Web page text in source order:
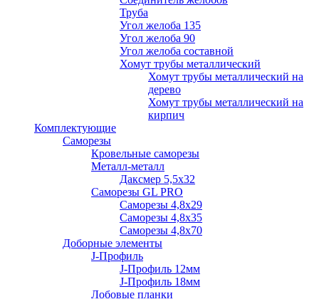
Труба
Угол желоба 135
Угол желоба 90
Угол желоба составной
Хомут трубы металлический
Хомут трубы металлический на
дерево
Хомут трубы металлический на
кирпич
Комплектующие
Саморезы
Кровельные саморезы
Металл-металл
Даксмер 5,5х32
Саморезы GL PRO
Сaморезы 4,8х29
Сaморезы 4,8х35
Сaморезы 4,8х70
Доборные элементы
J-Профиль
J-Профиль 12мм
J-Профиль 18мм
Лобовые планки